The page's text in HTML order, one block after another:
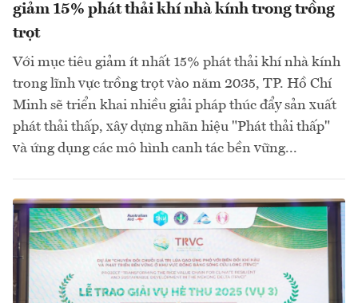
giảm 15% phát thải khí nhà kính trong trồng
trọt
Với mục tiêu giảm ít nhất 15% phát thải khí nhà kính
trong lĩnh vực trồng trọt vào năm 2035, TP. Hồ Chí
Minh sẽ triển khai nhiều giải pháp thúc đẩy sản xuất
phát thải thấp, xây dựng nhãn hiệu "Phát thải thấp"
và ứng dụng các mô hình canh tác bền vững...